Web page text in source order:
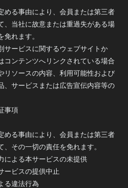
める事由により、会員または第三者
、当社に故意または重過失がある場
れます。
サービスに関するウェブサイトか
コンテンツへリンクされている場合
リソースの内容、利用可能性および
、サービスまたは広告宣伝内容等の
事項
める事由により、会員または第三者
その一切の責任を免れます。
による本サービスの未提供
ービスの提供中止
る違法行為